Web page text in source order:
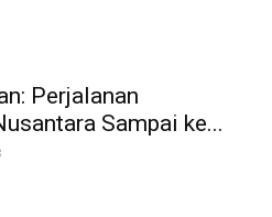
Perjalanan
Sampai ke...